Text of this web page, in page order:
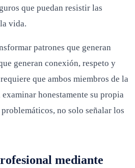
que puedan resistir las
vida.
patrones que generan
generan conexión, respeto y
que ambos miembros de la
honestamente su propia
no solo señalar los
mediante